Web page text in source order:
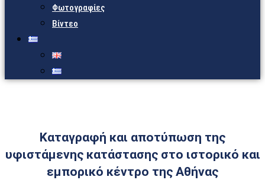
Φωτογραφίες
Βίντεο
Καταγραφή και αποτύπωση της
υφιστάμενης κατάστασης στο ιστορικό και
εμπορικό κέντρο της Αθήνας